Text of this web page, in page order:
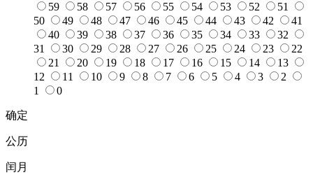
59
58 57 56 55 54 53 52
51
50
49 48 47 46 45 44 43 42
41
40
39 38 37 36 35 34 33
32
31
30 29 28 27 26 25 24 23
22
21
20 19 18 17 16 15 14
13
12
11 10 9 8 7 6 5 4 3
2
1
0
确定
公历
闰月